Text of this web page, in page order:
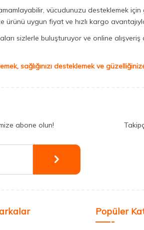
vücudunuzu desteklemek
ürünü uygun fiyat ve hızlı kargo
sizlerle buluşturuyor ve online
sağlığınızı desteklemek ve
abone olun!
Popüler